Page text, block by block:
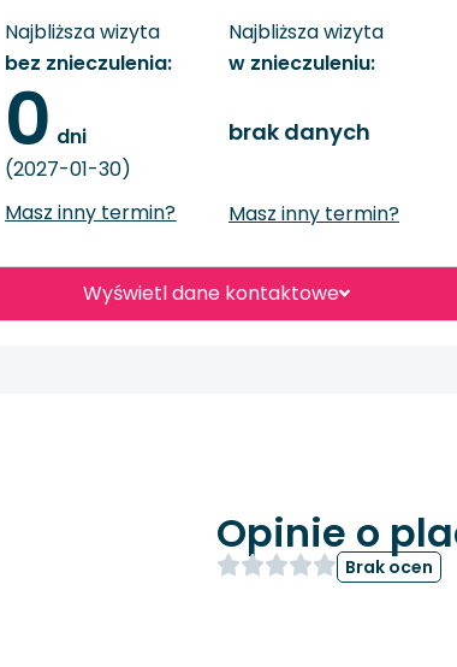
Wyświetl dane kontaktowe
Najbliższa wizyta
bez znieczulenia:
0 dni
(2027-01-30)
Masz inny termin?
Najbliższa wizyta
w znieczuleniu:
brak danych
Masz inny termin?
Opinie o
Brak ocen